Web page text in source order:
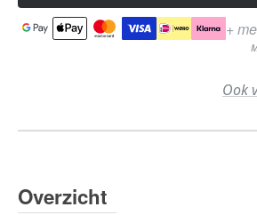
+
Ook
Overzicht